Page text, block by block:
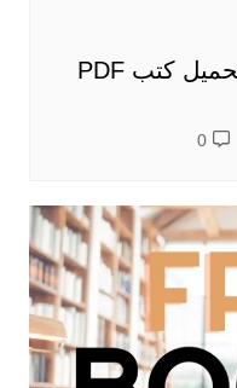
أفضل المكتبات العربية لتحميل كتب PDF
0